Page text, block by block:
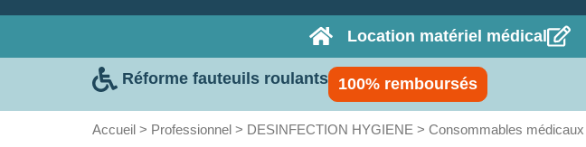
Location matériel médical
Réforme fauteuils roulants 100% remboursés
Accueil > Professionnel > DESINFECTION HYGIENE > Consommables médicaux